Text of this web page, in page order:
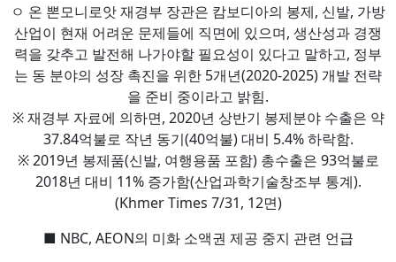
ㅇ 온 뽄모니로앗 재경부 장관은 캄보디아의 봉제, 신발, 가방
산업이 현재 어려운 문제들에 직면에 있으며, 생산성과 경쟁
력을 갖추고 발전해 나가야할 필요성이 있다고 말하고, 정부
는 동 분야의 성장 촉진을 위한 5개년(2020-2025) 개발 전략
을 준비 중이라고 밝힘.
※ 재경부 자료에 의하면, 2020년 상반기 봉제분야 수출은 약
37.84억불로 작년 동기(40억불) 대비 5.4% 하락함.
※ 2019년 봉제품(신발, 여행용품 포함) 총수출은 93억불로
2018년 대비 11% 증가함(산업과학기술창조부 통계).
(Khmer Times 7/31, 12면)
■ NBC, AEON의 미화 소액권 제공 중지 관련 언급